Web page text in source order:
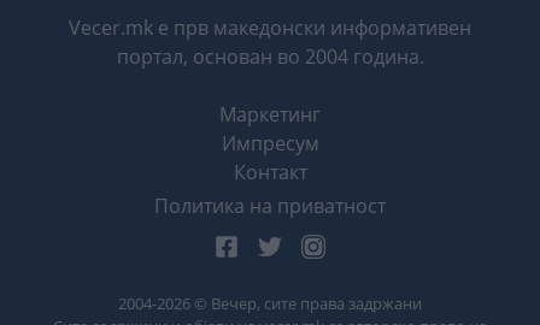
Vecer.mk е прв македонски информативен
портал, основан во 2004 година.
Маркетинг
Импресум
Контакт
Политика на приватност
2004-2026 © Вечер, сите права задржани